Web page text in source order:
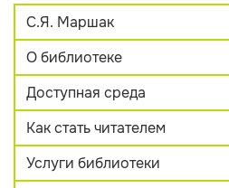
С.Я. Маршак
О библиотеке
Доступная среда
Как стать читателем
Услуги библиотеки